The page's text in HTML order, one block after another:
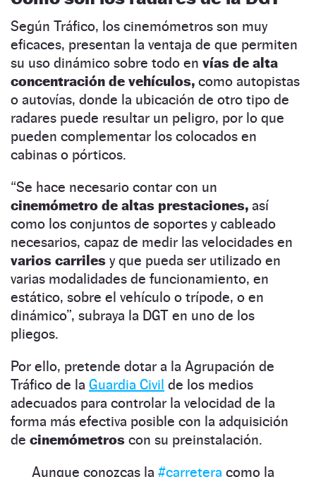
Según Tráfico, los cinemómetros son muy
eficaces, presentan la ventaja de que permiten
su uso dinámico sobre todo en vías de alta
concentración de vehículos, como autopistas
o autovías, donde la ubicación de otro tipo de
radares puede resultar un peligro, por lo que
pueden complementar los colocados en
cabinas o pórticos.
“Se hace necesario contar con un
cinemómetro de altas prestaciones, así
como los conjuntos de soportes y cableado
necesarios, capaz de medir las velocidades en
varios carriles y que pueda ser utilizado en
varias modalidades de funcionamiento, en
estático, sobre el vehículo o trípode, o en
dinámico”, subraya la DGT en uno de los
pliegos.
Por ello, pretende dotar a la Agrupación de
Tráfico de la Guardia Civil de los medios
adecuados para controlar la velocidad de la
forma más efectiva posible con la adquisición
de cinemómetros con su preinstalación.
Aunque conozcas la #carretera como la